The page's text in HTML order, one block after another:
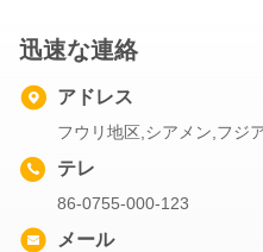
迅速な連絡
アドレス
フウリ地区,シアメン,フジ
テレ
86-0755-000-123
メール